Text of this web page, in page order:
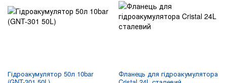
Гідроакумулятор 50л 10bar
Фланець для гідроакумулятора